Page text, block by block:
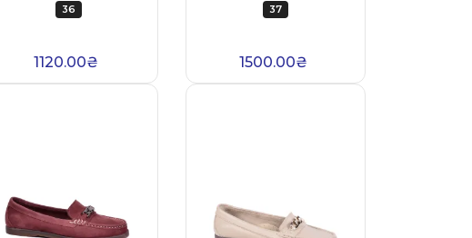
36
1120.00₴
37
1500.00₴